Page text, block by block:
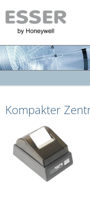
Kompakte BMZ /
Brandmelderzentrale
Löschsteuerzentrale BC08
Fernzugriff Connected
Anzeige, Bedienteile
Kompakter